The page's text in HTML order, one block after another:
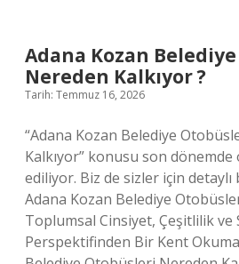
Adana Kozan
Nereden Kalkıyor ?
Tarih: Temmuz 16, 2026
“Adana Kozan Belediye
Kalkıyor” konusu son
ediliyor. Biz de sizler için detaylı
Adana Kozan Belediye
Toplumsal Cinsiyet, Çeşitlilik ve
Perspektifinden Bir Kent